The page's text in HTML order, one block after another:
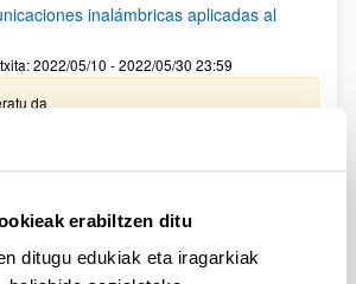
erabiltzen ditu
ditugu edukiak eta iragarkiak
inalámbricas aplicadas al
2022/05/10 - 2022/05/30 23:59
da
de lípidos mediante espectrometría de
argitaratu da